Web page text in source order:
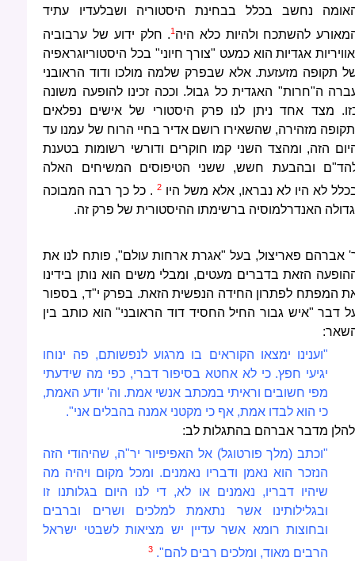
נחשב בכלל בבחינת היסטוריה ושבלעדיו עתיד
להשתכח ולהיות כלא היה 1. חלק ידוע של ערבוביה
אגדיות הוא כמעט "צורך חיוני" בכל היסטוריוגראפיה
תקופה מזעזעת. אלא שבפרק שלמה מולכו ודוד הראובני
ה"חרות" האגדית כל גבול. וככה זכינו להופעה משונה
מצד אחד ניתן לנו פרק היסטורי של אישים נפלאים
מזהירה, שהשאירו רושם אדיר בחיי הרוח של עמנו עד
הזה, ומהצד השני קמו חוקרים ודורשי רשומות בטענת
ובהבעת חשש, ששני הטיפוסים המשיחים האלה
לא היו לא נבראו, אלא משל היו 2. כל כך רבה המבוכה
האנדרלמוסיה ברשימתו ההיסטורית של פרק זה.
אברהם פאריצול, בעל "אגרת ארחות עולם", פותח לנו את
הזאת בדברים מעטים, ומבלי משים הוא נותן בידינו
המפתח לפתרון החידה הנפשית הזאת. בפרק י"ד, בספור
דבר "איש גבור החיל החסיד דוד הראובני" הוא כותב בין
"וענינו ימצאו הקוראים בו מרגוע לנפשותם, פה ינוחו
יגיעי חפץ. כי לא אחטא בסיפור דברי, כפי מה שידעתי
מפי חשובים וראיתי במכתב אנשי אמת. וה' יודע האמת,
כי הוא לבדו אמת, אף כי מקטני אמנה בהבלים אני".
מדבר אברהם בהתגלות לב:
"וכתב (מלך פורטוגל) אל האפיפיור יר"ה, שהיהודי הזה
הנזכר הוא נאמן ודבריו נאמנים. ומכל מקום ויהיה מה
שיהיו דבריו, נאמנים או לא, די לנו היום בגלותנו זו
ובגלילותינו אשר נתאמת למלכים ושרים וברבים
ובחוצות רומא אשר עדיין יש מציאות לשבטי ישראל
הרבים מאוד, ומלכים רבים להם". 3